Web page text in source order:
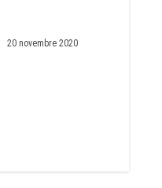
20 novembre 2020